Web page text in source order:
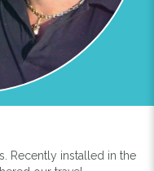
Recently installed in the